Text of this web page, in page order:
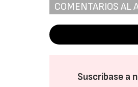
COMENTARIOS AL
Suscríbase a